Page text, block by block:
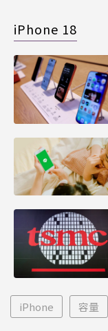
iPhone 18
iPhone 容量